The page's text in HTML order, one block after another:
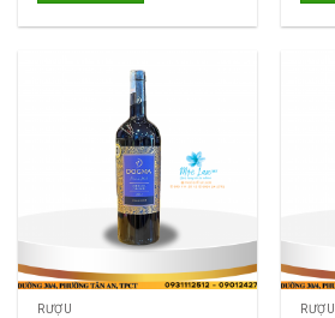
RƯỢU RƯỢU